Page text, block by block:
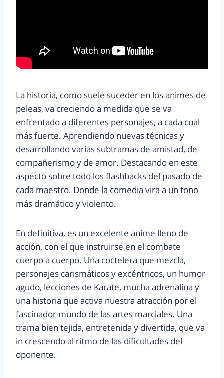
La historia, como suele suceder en los animes de
peleas, va creciendo a medida que se va
enfrentado a diferentes personajes, a cada cual
más fuerte. Aprendiendo nuevas técnicas y
desarrollando varias subtramas de amistad, de
compañerismo y de amor. Destacando en este
aspecto sobre todo los flashbacks del pasado de
cada maestro. Donde la comedia vira a un tono
más dramático y violento.
En definitiva, es un excelente anime lleno de
acción, con el que instruirse en el combate
cuerpo a cuerpo. Una coctelera que mezcla,
personajes carismáticos y excéntricos, un humor
agudo, lecciones de Karate, mucha adrenalina y
una historia que activa nuestra atracción por el
fascinador mundo de las artes marciales. Una
trama bien tejida, entretenida y divertida, que va
in crescendo al ritmo de las dificultades del
oponente.